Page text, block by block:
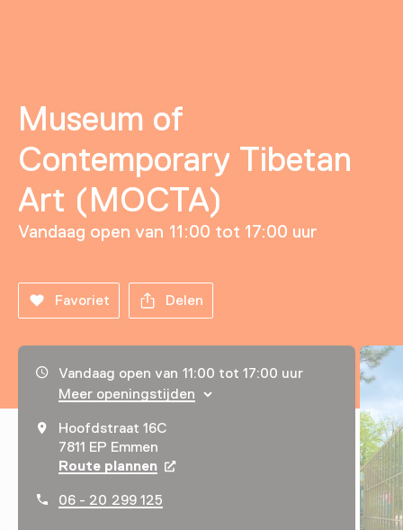
Museum of
Contemporary Tibetan
Art (MOCTA)
Vandaag open van 11:00 tot 17:00 uur
Favoriet Delen
Openingstijden, adres & telefoonnummer
Vandaag open van 11:00 tot 17:00 uur
Meer openingstijden
Hoofdstraat 16C
7811 EP Emmen
Route plannen Opent in een nieuw tabblad
06 - 20 299 125